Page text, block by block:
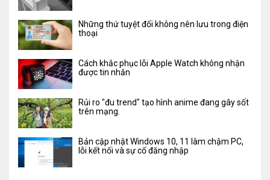
Những thứ tuyệt đối không nên lưu trong điện
thoại
Cách khắc phục lỗi Apple Watch không nhận
được tin nhắn
Rủi ro "đu trend" tạo hình anime đang gây sốt
trên mạng.
Bản cập nhật Windows 10, 11 làm chậm PC,
lỗi kết nối và sự cố đăng nhập